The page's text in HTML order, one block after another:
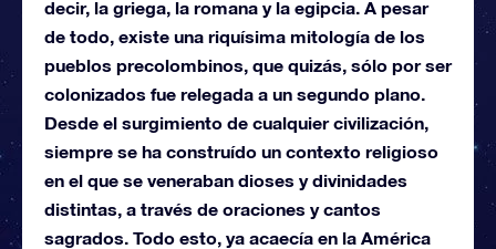
decir, la griega, la romana y la egipcia. A pesar
de todo, existe una riquísima mitología de los
pueblos precolombinos, que quizás, sólo por ser
colonizados fue relegada a un segundo plano.
Desde el surgimiento de cualquier civilización,
siempre se ha construído un contexto religioso
en el que se veneraban dioses y divinidades
distintas, a través de oraciones y cantos
sagrados. Todo esto, ya acaecía en la América